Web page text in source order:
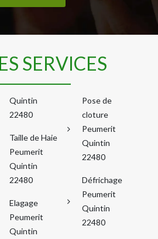
SERVICES
Quintin
22480
Taille de Haie
Peumerit
Quintin
22480
Elagage
Peumerit
Quintin
Pose de
cloture
Peumerit
Quintin
22480
Défrichage
Peumerit
Quintin
22480